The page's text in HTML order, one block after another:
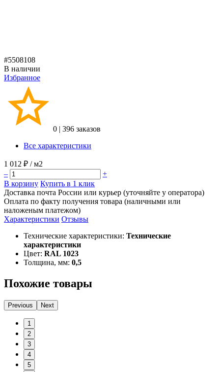
#5508108
В наличии
Избранное
0 | 396 заказов
Все характеристики
1 012 ₽ / м2
–
+
В корзину Купить в 1 клик
Доставка почта России или курьер (уточняйте у оператора)
Оплата по факту получения товара (наличными или
наложеным платежом)
Характеристики Отзывы
Технические характеристики: Технические
характеристики
Цвет: RAL 1023
Толщина, мм: 0,5
Похожие товары
Previous Next
1
2
3
4
5